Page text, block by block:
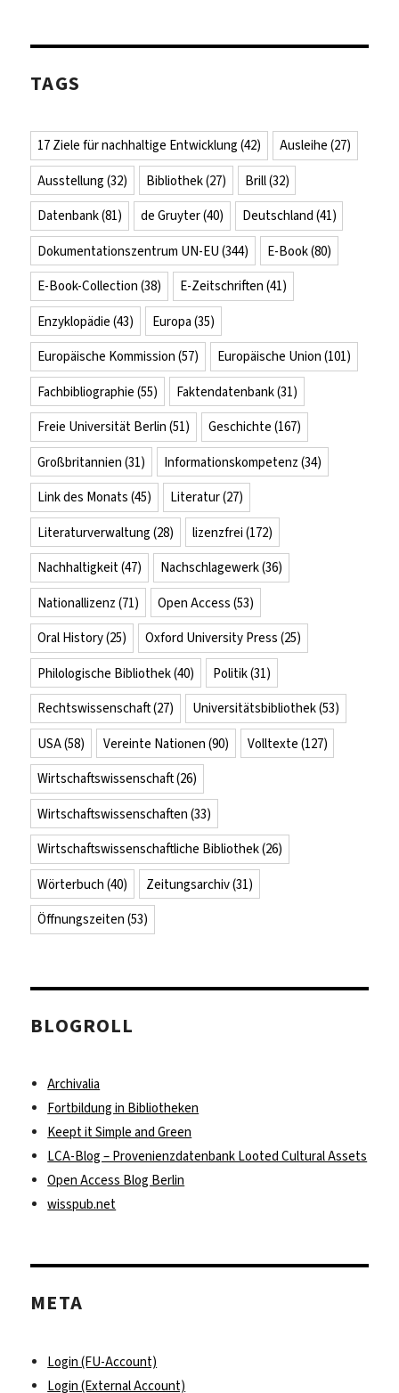
TAGS
17 Ziele für nachhaltige Entwicklung (42) Ausleihe (27)
Ausstellung (32) Bibliothek(27) Brill(32)
Datenbank(81) de Gruyter(40) Deutschland (41)
Dokumentationszentrum UN-EU (344) E-Book(80)
E-Book-Collection (38) E-Zeitschriften (41)
Enzyklopädie (43) Europa (35)
Europäische Kommission (57) Europäische Union (101)
Fachbibliographie (55) Faktendatenbank(31)
Freie Universität Berlin (51) Geschichte (167)
Großbritannien (31) Informationskompetenz (34)
Link des Monats (45) Literatur(27)
Literaturverwaltung (28) lizenzfrei (172)
Nachhaltigkeit(47) Nachschlagewerk(36)
Nationallizenz (71) Open Access (53)
Oral History(25) Oxford University Press (25)
Philologische Bibliothek(40) Politik(31)
Rechtswissenschaft(27) Universitätsbibliothek(53)
USA(58) Vereinte Nationen (90) Volltexte (127)
Wirtschaftswissenschaft(26)
Wirtschaftswissenschaften (33)
Wirtschaftswissenschaftliche Bibliothek(26)
Wörterbuch (40) Zeitungsarchiv(31)
Öffnungszeiten (53)
BLOGROLL
Archivalia
Fortbildung in Bibliotheken
Keept it Simple and Green
LCA-Blog – Provenienzdatenbank Looted Cultural Assets
Open Access Blog Berlin
wisspub.net
META
Login (FU-Account)
Login (External Account)